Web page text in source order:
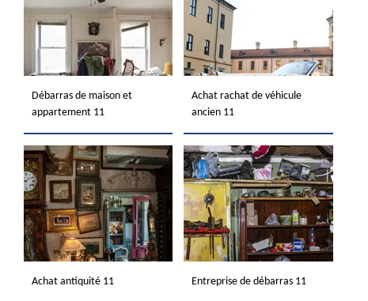
Débarras de maison et
appartement 11
Achat rachat de véhicule
ancien 11
Achat antiquité 11 Entreprise de débarras 11